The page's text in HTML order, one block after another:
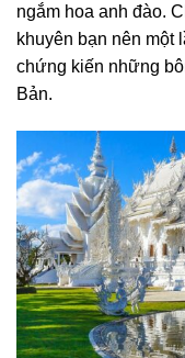
ngắm hoa anh đào.
khuyên bạn nên một
chứng kiến những
Bản.